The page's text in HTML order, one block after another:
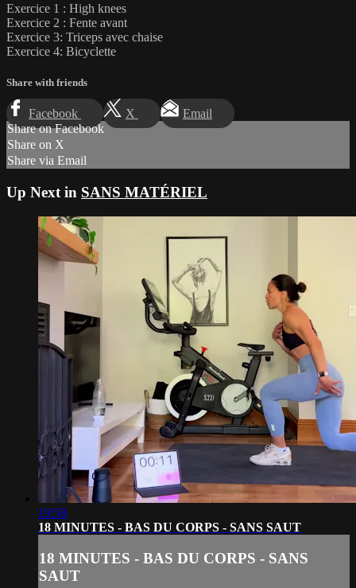
Exercice 1 : High knees
Exercice 2 : Fente avant
Exercice 3: Triceps avec chaise
Exercice 4: Bicyclette
Share with friends
Facebook X
Email
Share on Facebook
Share on X
Share via Email
Up Next in SANS MATÉRIEL
19:58
18 MINUTES - BAS DU CORPS - SANS SAUT
18 MINUTES - BAS DU CORPS - SANS
SAUT